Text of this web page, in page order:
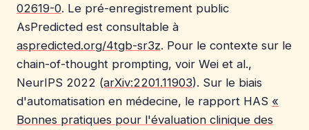
02619-0. Le pré-enregistrement public
AsPredicted est consultable à
aspredicted.org/4tgb-sr3z. Pour le contexte sur le
chain-of-thought prompting, voir Wei et al.,
NeurIPS 2022 (arXiv:2201.11903). Sur le biais
d'automatisation en médecine, le rapport HAS «
Bonnes pratiques pour l'évaluation clinique des